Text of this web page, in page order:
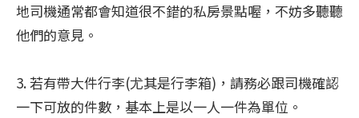
地司機通常都會知道很不錯的私房景點喔，不妨多聽聽
他們的意見。
3. 若有帶大件行李(尤其是行李箱)，請務必跟司機確認
一下可放的件數，基本上是以一人一件為單位。